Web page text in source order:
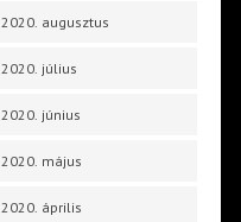
2020. augusztus
2020. július
2020. június
2020. május
2020. április